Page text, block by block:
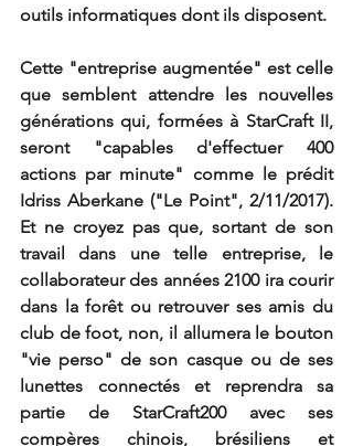
outils informatiques dont ils disposent.
Cette "entreprise augmentée" est celle
que semblent attendre les nouvelles
générations qui, formées à StarCraft II,
seront "capables d'effectuer 400
actions par minute" comme le prédit
Idriss Aberkane ("Le Point", 2/11/2017).
Et ne croyez pas que, sortant de son
travail dans une telle entreprise, le
collaborateur des années 2100 ira courir
dans la forêt ou retrouver ses amis du
club de foot, non, il allumera le bouton
"vie perso" de son casque ou de ses
lunettes connectés et reprendra sa
partie de StarCraft200 avec ses
compères chinois, brésiliens et